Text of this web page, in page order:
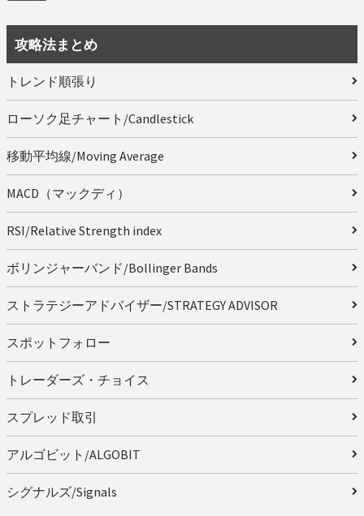
攻略法まとめ
トレンド順張り
ローソク足チャート/Candlestick
移動平均線/Moving Average
MACD（マックディ）
RSI/Relative Strength index
ボリンジャーバンド/Bollinger Bands
ストラテジーアドバイザー/STRATEGY ADVISOR
スポットフォロー
トレーダーズ・チョイス
スプレッド取引
アルゴビット/ALGOBIT
シグナルズ/Signals